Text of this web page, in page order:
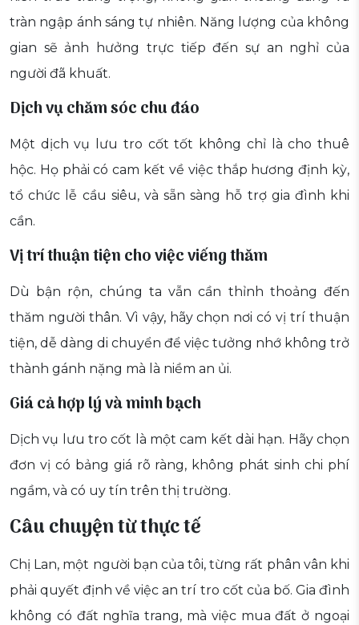
tràn ngập ánh sáng tự nhiên. Năng lượng của không
gian sẽ ảnh hưởng trực tiếp đến sự an nghỉ của
người đã khuất.
Dịch vụ chăm sóc chu đáo
Một dịch vụ lưu tro cốt tốt không chỉ là cho thuê
hộc. Họ phải có cam kết về việc thắp hương định kỳ,
tổ chức lễ cầu siêu, và sẵn sàng hỗ trợ gia đình khi
cần.
Vị trí thuận tiện cho việc viếng thăm
Dù bận rộn, chúng ta vẫn cần thỉnh thoảng đến
thăm người thân. Vì vậy, hãy chọn nơi có vị trí thuận
tiện, dễ dàng di chuyển để việc tưởng nhớ không trở
thành gánh nặng mà là niềm an ủi.
Giá cả hợp lý và minh bạch
Dịch vụ lưu tro cốt là một cam kết dài hạn. Hãy chọn
đơn vị có bảng giá rõ ràng, không phát sinh chi phí
ngầm, và có uy tín trên thị trường.
Câu chuyện từ thực tế
Chị Lan, một người bạn của tôi, từng rất phân vân khi
phải quyết định về việc an trí tro cốt của bố. Gia đình
không có đất nghĩa trang, mà việc mua đất ở ngoại